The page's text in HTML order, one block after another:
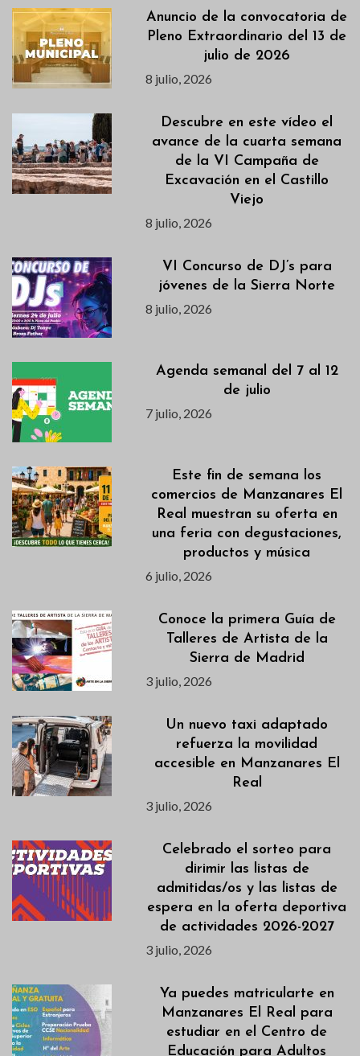
Anuncio de la convocatoria de
Pleno Extraordinario del 13 de
julio de 2026
8 julio, 2026
Descubre en este vídeo el
avance de la cuarta semana
de la VI Campaña de
Excavación en el Castillo
Viejo
8 julio, 2026
VI Concurso de DJ’s para
jóvenes de la Sierra Norte
8 julio, 2026
Agenda semanal del 7 al 12
de julio
7 julio, 2026
Este fin de semana los
comercios de Manzanares El
Real muestran su oferta en
una feria con degustaciones,
productos y música
6 julio, 2026
Conoce la primera Guía de
Talleres de Artista de la
Sierra de Madrid
3 julio, 2026
Un nuevo taxi adaptado
refuerza la movilidad
accesible en Manzanares El
Real
3 julio, 2026
Celebrado el sorteo para
dirimir las listas de
admitidas/os y las listas de
espera en la oferta deportiva
de actividades 2026-2027
3 julio, 2026
Ya puedes matricularte en
Manzanares El Real para
estudiar en el Centro de
Educación para Adultos